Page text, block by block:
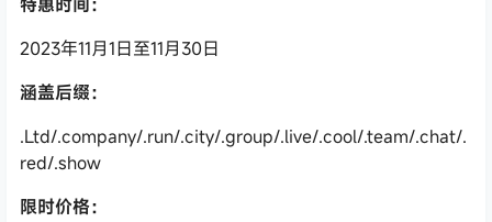
2023年11月1日至11月30日
涵盖后缀：
.Ltd/.company/.run/.city/.group/.live/.cool/.team/.chat/.
red/.show
限时价格：